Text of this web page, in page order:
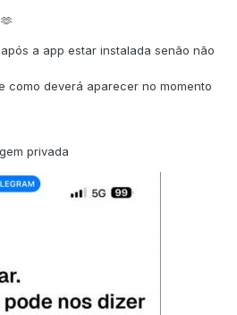
a app estar instalada senão não
como deverá aparecer no momento
privada